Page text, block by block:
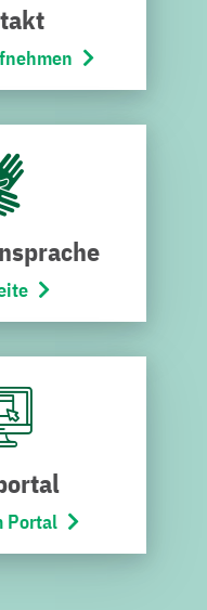
will. Dieser
für eine
hier
Klassiker
Das
für
Beruf
Woche
aller
auch der
, Strom-,
zwei
morgen und
in
Portal